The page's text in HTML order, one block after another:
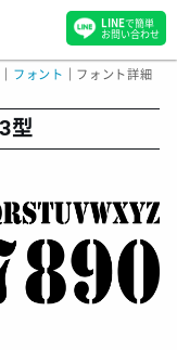
フォント フォント詳細
型
LINEで簡単
お問い合わせ